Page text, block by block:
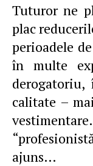
Tuturor ne place să cumpărăm ieftin, ne
plac
perioadele
în multe
derogatoriu,
calitate –
ajuns…